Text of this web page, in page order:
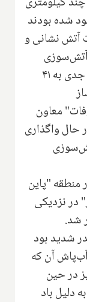
شده بودند
آتش نشانی و
دوشنبه گذشته باعث نابودی یا آسیب جدی به ۴۱
معاون
حال واگذاری
ساعت ۴ صبح در منطقه "پاین
در نزدیکی
۲۷ شعله‌ور شد.
شدید بود
آن که
در حین
دلیل باد